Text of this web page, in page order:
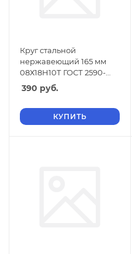
Круг стальной
нержавеющий 165 мм
08Х18Н10Т ГОСТ 2590-
2006
390 руб.
КУПИТЬ